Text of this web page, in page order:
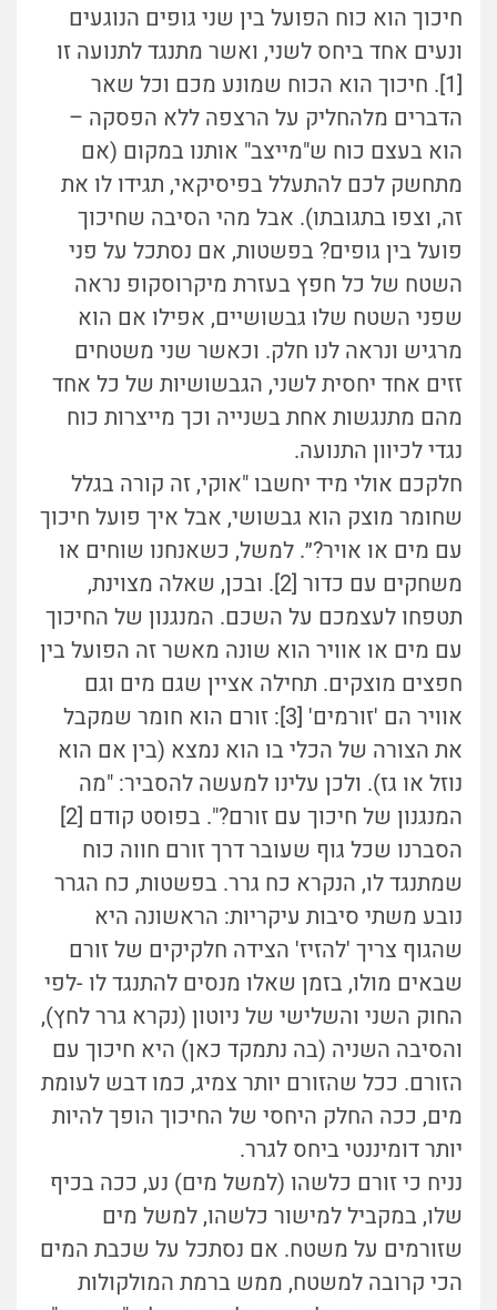
חיכוך הוא כוח הפועל בין שני גופים הנוגעים
ונעים אחד ביחס לשני, ואשר מתנגד לתנועה זו
[1]. חיכוך הוא הכוח שמונע מכם וכל שאר
הדברים מלהחליק על הרצפה ללא הפסקה –
הוא בעצם כוח ש"מייצב" אותנו במקום (אם
מתחשק לכם להתעלל בפיסיקאי, תגידו לו את
זה, וצפו בתגובתו). אבל מהי הסיבה שחיכוך
פועל בין גופים? בפשטות, אם נסתכל על פני
השטח של כל חפץ בעזרת מיקרוסקופ נראה
שפני השטח שלו גבשושיים, אפילו אם הוא
מרגיש ונראה לנו חלק. וכאשר שני משטחים
זזים אחד יחסית לשני, הגבשושיות של כל אחד
מהם מתנגשות אחת בשנייה וכך מייצרות כוח
נגדי לכיוון התנועה.
חלקכם אולי מיד יחשבו "אוקי, זה קורה בגלל
שחומר מוצק הוא גבשושי, אבל איך פועל חיכוך
עם מים או אויר?״. למשל, כשאנחנו שוחים או
משחקים עם כדור [2]. ובכן, שאלה מצוינת,
תטפחו לעצמכם על השכם. המנגנון של החיכוך
עם מים או אוויר הוא שונה מאשר זה הפועל בין
חפצים מוצקים. תחילה אציין שגם מים וגם
אוויר הם 'זורמים' [3]: זורם הוא חומר שמקבל
את הצורה של הכלי בו הוא נמצא (בין אם הוא
נוזל או גז). ולכן עלינו למעשה להסביר: "מה
המנגנון של חיכוך עם זורם?". בפוסט קודם [2]
הסברנו שכל גוף שעובר דרך זורם חווה כוח
שמתנגד לו, הנקרא כח גרר. בפשטות, כח הגרר
נובע משתי סיבות עיקריות: הראשונה היא
שהגוף צריך 'להזיז' הצידה חלקיקים של זורם
שבאים מולו, בזמן שאלו מנסים להתנגד לו -לפי
החוק השני והשלישי של ניוטון (נקרא גרר לחץ),
והסיבה השניה (בה נתמקד כאן) היא חיכוך עם
הזורם. ככל שהזורם יותר צמיג, כמו דבש לעומת
מים, ככה החלק היחסי של החיכוך הופך להיות
יותר דומיננטי ביחס לגרר.
נניח כי זורם כלשהו (למשל מים) נע, ככה בכיף
שלו, במקביל למישור כלשהו, למשל מים
שזורמים על משטח. אם נסתכל על שכבת המים
הכי קרובה למשטח, ממש ברמת המולקולות